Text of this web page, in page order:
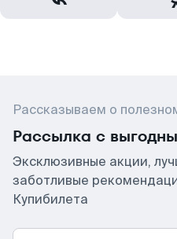
Рассказываем о
Рассылка с
Эксклюзивные акции,
заботливые
Купибилета